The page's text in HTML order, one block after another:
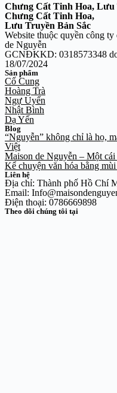
Chưng Cất Tinh Hoa, Lưu
Chưng Cất Tinh Hoa,
Lưu Truyền Bản Sắc
Website thuộc quyền công
de Nguyễn
GCNĐKKD: 0318573348
18/07/2024
Sản phẩm
Cố Cung
Hoàng Trà
Ngự Uyển
Nhật Bình
Dạ Yến
Blog
“Nguyễn” không chỉ là họ,
Việt
Maison de Nguyễn – Một cái
Kể chuyện văn hóa bằng
Liên hệ
Địa chỉ: Thành phố Hồ Chí
Email:
Điện thoại: 0786669898
Theo dõi chúng tôi tại